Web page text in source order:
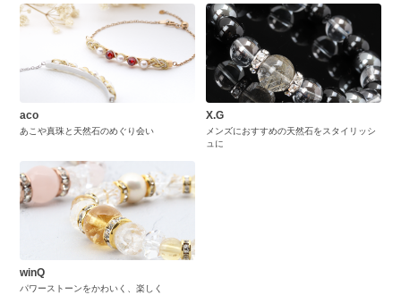
aco
あこや真珠と天然石のめぐり会い
X.G
メンズにおすすめの天然石をスタイリッシ
ュに
winQ
パワーストーンをかわいく、楽しく